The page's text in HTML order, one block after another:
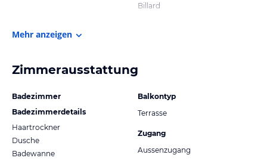
Billard
Mehr anzeigen
Zimmerausstattung
Badezimmer
Badezimmerdetails
Haartrockner
Dusche
Badewanne
Balkontyp
Terrasse
Zugang
Aussenzugang